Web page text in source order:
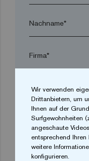
Nachname*
Firma*
Ort*
Postleitzahl*
Wir verwenden
Drittanbietern, um
Ihnen auf der
Surfgewohnheiten
angeschaute
entsprechend Ihren
weitere
konfigurieren.